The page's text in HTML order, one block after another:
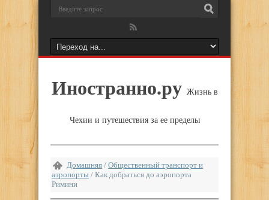
Иностранно.ру Жизнь в
Чехии и путешествия за ее пределы
Домашняя / Общественный транспорт и
аэропорты / Как добраться до аэропорта
Римини